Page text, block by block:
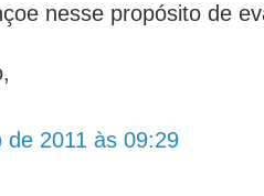
nesse propósito de
de 2011 às 09:29